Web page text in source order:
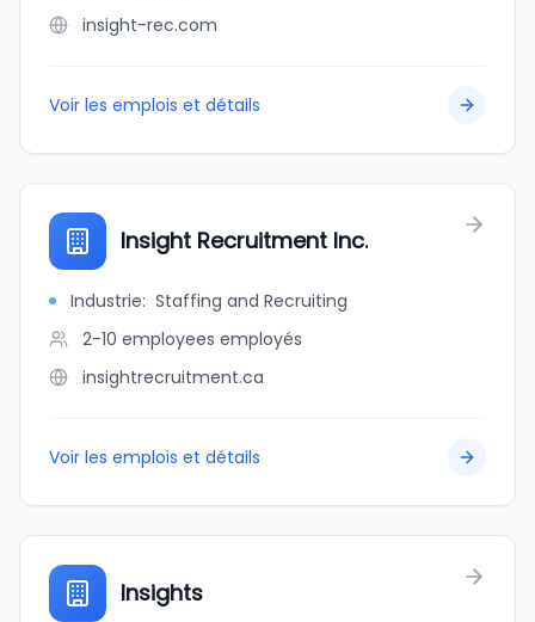
insight-rec.com
Voir les emplois et détails
Insight Recruitment Inc.
Industrie: Staffing and Recruiting
2-10 employees employés
insightrecruitment.ca
Voir les emplois et détails
Insights